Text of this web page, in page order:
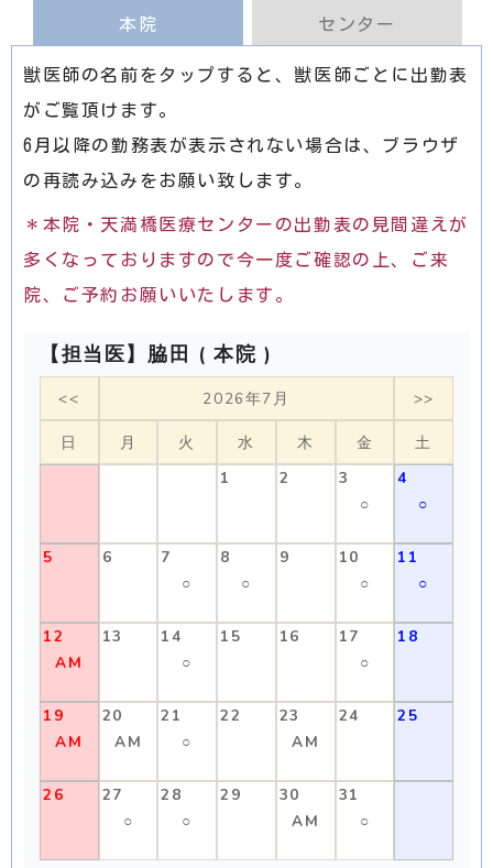
本院
センター
獣医師の名前をタップすると、獣医師ごとに出勤表
がご覧頂けます。
6月以降の勤務表が表示されない場合は、ブラウザ
の再読み込みをお願い致します。
＊本院・天満橋医療センターの出勤表の見間違えが
多くなっておりますので今一度ご確認の上、ご来
院、ご予約お願いいたします。
【担当医】脇田 ( 本院 )
<< 2026年7月 >>
日 月 火 水 木 金
土
1
2
3
○
4
○
5 6
7
○
8
○
9
10
○
11
○
12
AM
13
14
○
15 16
17
○
18
19
AM
20
AM
21
○
22
23
AM
24 25
26
27
○
28
○
29
30
AM
31
○